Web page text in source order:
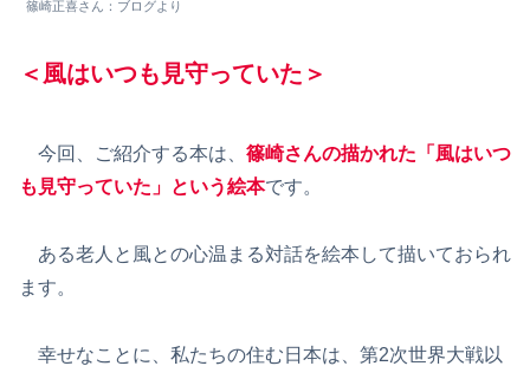
篠崎正喜さん：ブログより
＜風はいつも見守っていた＞
今回、ご紹介する本は、 篠崎さんの描かれた「風はいつ
も見守っていた」という絵本です。
ある老人と風との心温まる対話を絵本して描いておられ
ます。
幸せなことに、私たちの住む日本は、第2次世界大戦以